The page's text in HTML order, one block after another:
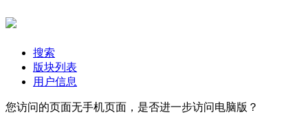
搜索
版块列表
用户信息
您访问的页面无手机页面，是否进一步访问电脑版？